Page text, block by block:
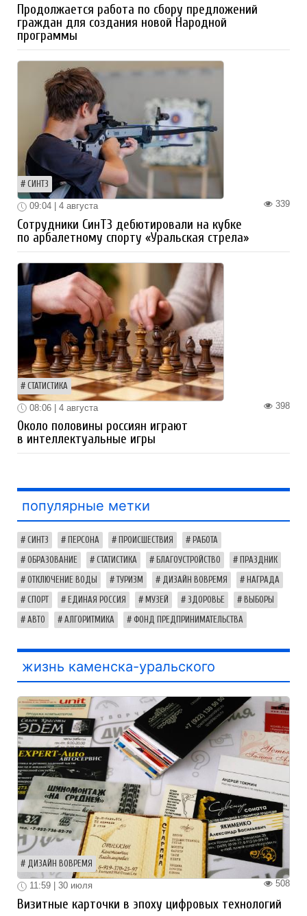
Продолжается работа по сбору предложений
граждан для создания новой Народной
программы
СИНТЗ
339
09:04 | 4 августа
Сотрудники СинТЗ дебютировали на кубке
по арбалетному спорту «Уральская стрела»
СТАТИСТИКА
398
08:06 | 4 августа
Около половины россиян играют
в интеллектуальные игры
популярные метки
СИНТЗ ПЕРСОНА ПРОИСШЕСТВИЯ РАБОТА
ОБРАЗОВАНИЕ СТАТИСТИКА БЛАГОУСТРОЙСТВО ПРАЗДНИК
ОТКЛЮЧЕНИЕ ВОДЫ ТУРИЗМ ДИЗАЙН ВОВРЕМЯ НАГРАДА
СПОРТ ЕДИНАЯ РОССИЯ МУЗЕЙ ЗДОРОВЬЕ ВЫБОРЫ
АВТО АЛГОРИТМИКА ФОНД ПРЕДПРИНИМАТЕЛЬСТВА
жизнь каменска-уральского
ДИЗАЙН ВОВРЕМЯ
508
11:59 | 30 июля
Визитные карточки в эпоху цифровых технологий